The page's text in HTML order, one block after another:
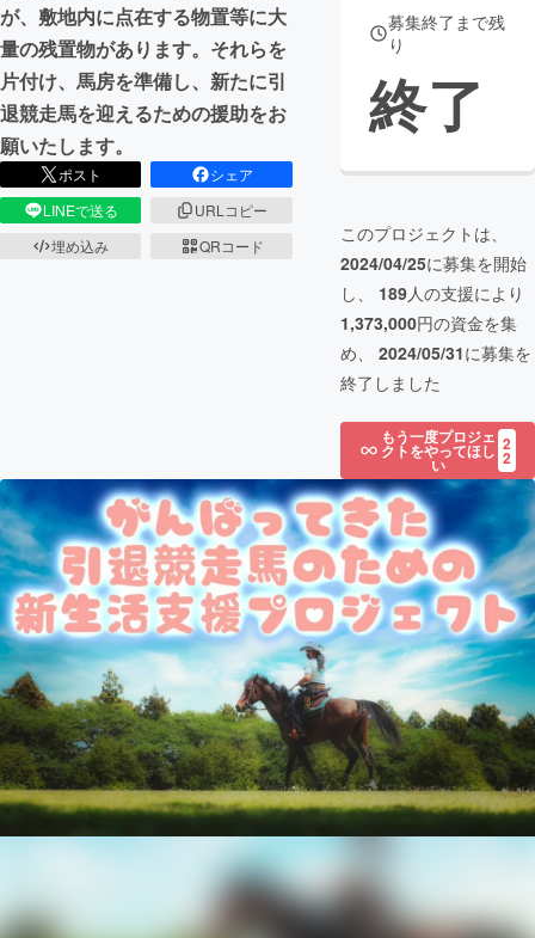
が、敷地内に点在する物置等に大
量の残置物があります。それらを
片付け、馬房を準備し、新たに引
退競走馬を迎えるための援助をお
願いたします。
ポスト
シェア
LINEで送る
URLコピー
埋め込み
QRコード
募集終了まで残
り
終了
このプロジェクトは、
2024/04/25に募集を開始
し、 189人の支援により
1,373,000円の資金を集
め、 2024/05/31に募集を
終了しました
もう一度プロジェ
クトをやってほし
い
2
2